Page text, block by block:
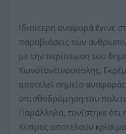
Ιδιαίτερη αναφορά έγινε
παραβιάσεις των
με την περίπτωση του
Κωνσταντινούπολης,
αποτελεί σημείο
οπισθοδρόμηση του
Παράλληλα, τονίστηκε ότι
Κύπρος αποτελούν